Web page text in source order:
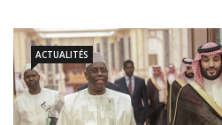
ACTUALITÉS